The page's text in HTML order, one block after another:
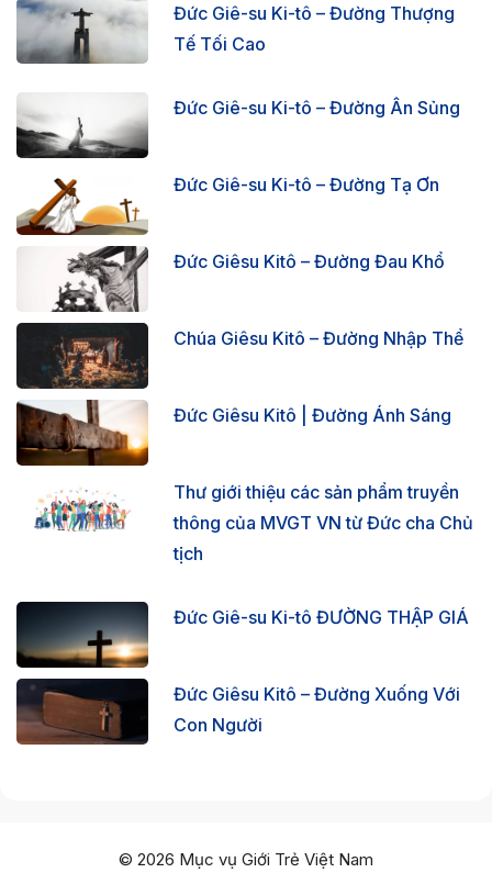
Đức Giê-su Ki-tô – Đường Thượng
Tế Tối Cao
Đức Giê-su Ki-tô – Đường Ân Sủng
Đức Giê-su Ki-tô – Đường Tạ Ơn
Đức Giêsu Kitô – Đường Đau Khổ
Chúa Giêsu Kitô – Đường Nhập Thể
Đức Giêsu Kitô | Đường Ánh Sáng
Thư giới thiệu các sản phẩm truyền
thông của MVGT VN từ Đức cha Chủ
tịch
Đức Giê-su Ki-tô ĐƯỜNG THẬP GIÁ
Đức Giêsu Kitô – Đường Xuống Với
Con Người
© 2026 Mục vụ Giới Trẻ Việt Nam